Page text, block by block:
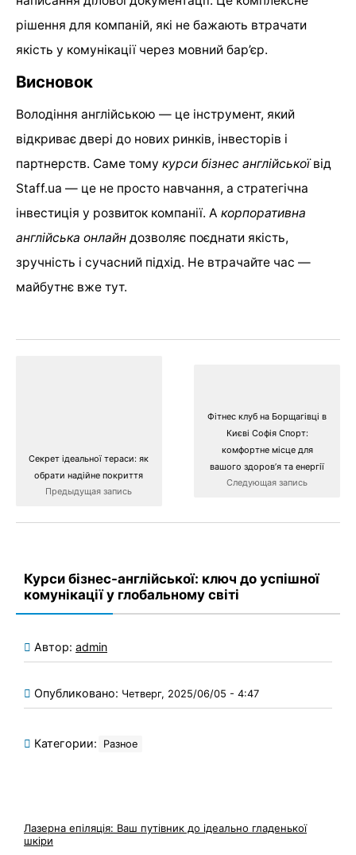
рішення для компаній, які не бажають втрачати
якість у комунікації через мовний бар’єр.
Висновок
Володіння англійською — це інструмент, який
відкриває двері до нових ринків, інвесторів і
партнерств. Саме тому курси бізнес англійськоївід
Staff.ua — це не просто навчання, а стратегічна
інвестиція у розвиток компанії. А корпоративна
англійська онлайн дозволяє поєднати якість,
зручність і сучасний підхід. Не втрачайте час —
майбутнє вже тут.
Секрет ідеальної тераси: як
обрати надійне покриття
Предыдущая запись
Фітнес клуб на Борщагівці в
Києві Софія Спорт:
комфортне місце для
вашого здоров’я та енергії
Следующая запись
Курси бізнес-англійської: ключ до успішної
комунікації у глобальному світі
Автор: admin
Опубликовано: Четверг, 2025/06/05 - 4:47
Категории: Разное
Лазерна епіляція: Ваш путівник до ідеально гладенької
шкіри